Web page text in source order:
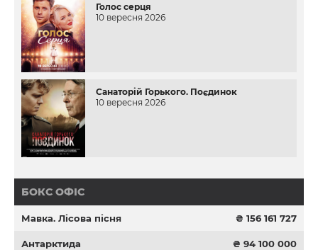
Голос серця
10 вересня 2026
Санаторій Горького. Поєдинок
10 вересня 2026
БОКС ОФІС
Мавка. Лісова пісня ₴ 156 161 727
Антарктида ₴ 94 100 000